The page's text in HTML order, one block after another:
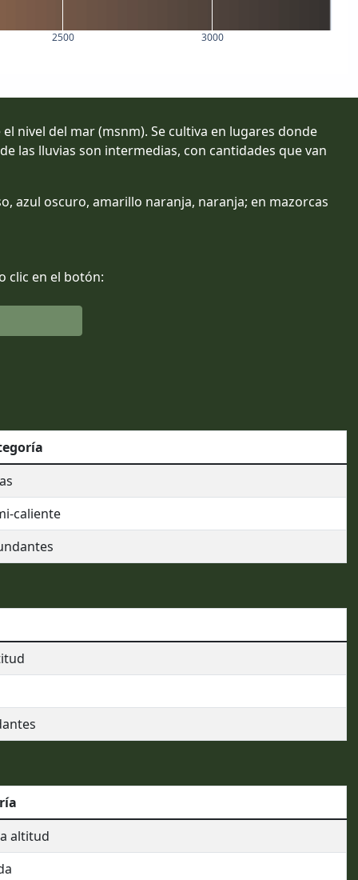
2500 3000
nivel del mar (msnm). Se cultiva en lugares donde
las lluvias son intermedias, con cantidades que van
azul oscuro, amarillo naranja, naranja; en mazorcas
clic en el botón:
caliente
altitud